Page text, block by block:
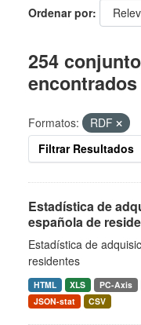
Ordenar por
254
encontrados
Formatos:
RDF
Filtrar Resultados
Estadística de
española de
Estadística de
residentes
HTML XLS PC-Axis
JSON-stat
CSV